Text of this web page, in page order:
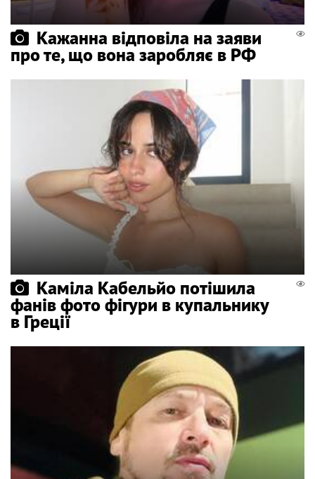
Кажанна відповіла на заяви
про те, що вона заробляє в РФ
Каміла Кабельйо потішила
фанів фото фігури в купальнику
в Греції